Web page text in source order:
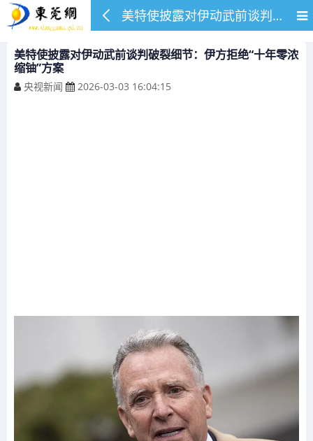
美特使披露对伊动武前谈判破裂细节：伊方拒绝“十年零浓缩铀”方案
美特使披露对伊动武前谈判破裂细节：伊方拒绝“十年零浓
缩铀”方案
央视新闻 2026-03-03 16:04:15